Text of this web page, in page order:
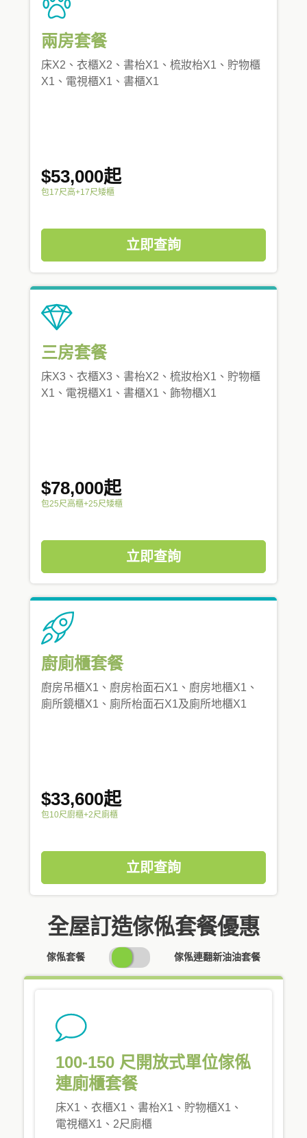
兩房套餐
床X2、衣櫃X2、書枱X1、梳妝枱X1、貯物櫃
X1、電視櫃X1、書櫃X1
$53,000起
包17尺高+17尺矮櫃
立即查詢
三房套餐
床X3、衣櫃X3、書枱X2、梳妝枱X1、貯物櫃
X1、電視櫃X1、書櫃X1、飾物櫃X1
$78,000起
包25尺高櫃+25尺矮櫃
立即查詢
廚廁櫃套餐
廚房吊櫃X1、廚房枱面石X1、廚房地櫃X1、
廁所鏡櫃X1、廁所枱面石X1及廁所地櫃X1
$33,600起
包10尺廚櫃+2尺廁櫃
立即查詢
全屋訂造傢俬套餐優惠
傢俬套餐
SWITCH
PRICING
傢俬連翻新油油套餐
100-150 尺開放式單位傢俬
連廁櫃套餐
床X1、衣櫃X1、書枱X1、貯物櫃X1、
電視櫃X1、2尺廁櫃